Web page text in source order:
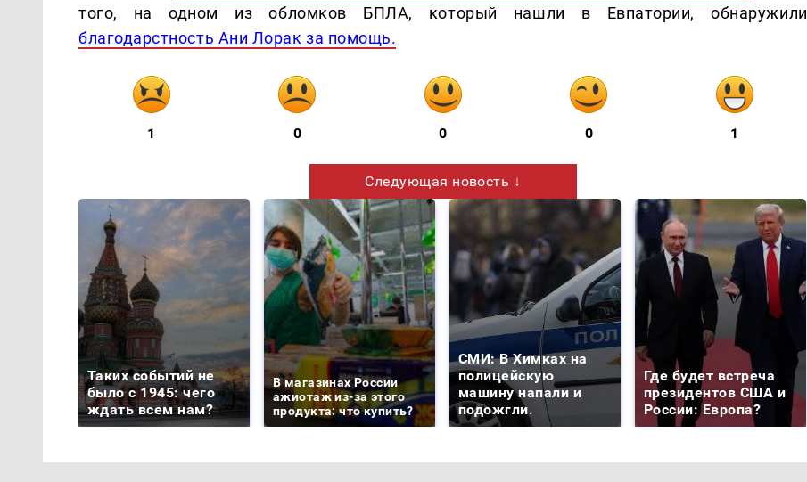
того, на одном из обломков БПЛА, который нашли в Евпатории, обнаружили
благодарстность Ани Лорак за помощь.
1 0 0 0 1
Следующая новость ↓
Таких событий не
было с 1945: чего
ждать всем нам?
В магазинах России
ажиотаж из-за этого
продукта: что купить?
СМИ: В Химках на
полицейскую
машину напали и
подожгли.
Где будет встреча
президентов США и
России: Европа?